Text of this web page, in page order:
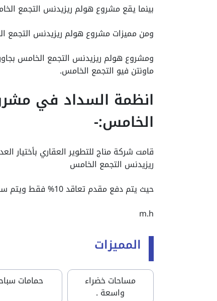
بينما يقع مشروع هولم ريزيدنس التجمع
ومن مميزات مشروع هولم ريزيدنس التجمع
ومشروع هولم ريزيدنس التجمع الخامس
ماونتن فيو التجمع الخامس.
انظمة السداد في
الخامس:-
قامت شركة مناج للتطوير العقاري
ريزيدنس التجمع الخامس
حيث يتم دفع مقدم تعاقد 10% فقط ويتم سداد باقي المبلغ بمده تصل حتي 8 سنوات بدون فوائد.
m.h
المميزات
مساحات خضراء
واسعة .
حمامات